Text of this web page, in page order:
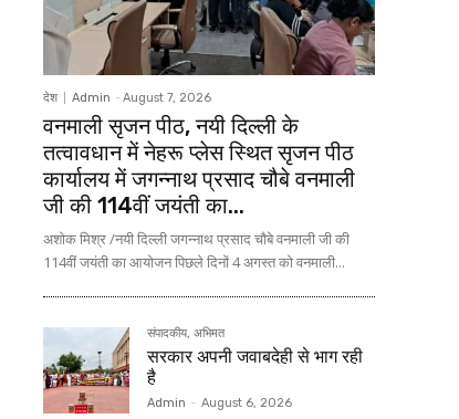
देश Admin - August 7, 2026
वनमाली सृजन पीठ, नयी दिल्ली के
तत्वावधान में नेहरू प्लेस स्थित सृजन पीठ
कार्यालय में जगन्नाथ प्रसाद चौबे वनमाली
जी की 114वीं जयंती का...
अशोक मिश्र /नयी दिल्ली जगन्नाथ प्रसाद चौबे वनमाली जी की
114वीं जयंती का आयोजन पिछले दिनों 4 अगस्त को वनमाली...
संपादकीय, अभिमत
सरकार अपनी जवाबदेही से भाग रही
है
Admin - August 6, 2026